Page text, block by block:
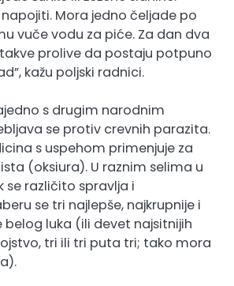
Mora jedno čeljade po
vuče vodu za piće. Za dan dva
prolive da postaju potpuno
kažu poljski radnici.
s drugim narodnim
se protiv crevnih parazita.
s uspehom primenjuje za
(oksiura). U raznim selima u
se različito spravlja i
se tri najlepše, najkrupnije i
belog luka (ili devet najsitnijih
tri ili tri puta tri; tako mora